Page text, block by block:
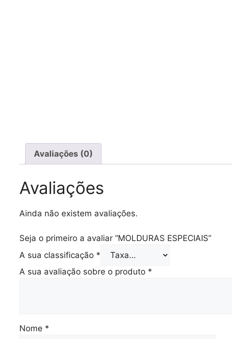
Avaliações (0)
Avaliações
Ainda não existem avaliações.
Seja o primeiro a avaliar “MOLDURAS ESPECIAIS”
A sua classificação *
A sua avaliação sobre o produto *
Nome *